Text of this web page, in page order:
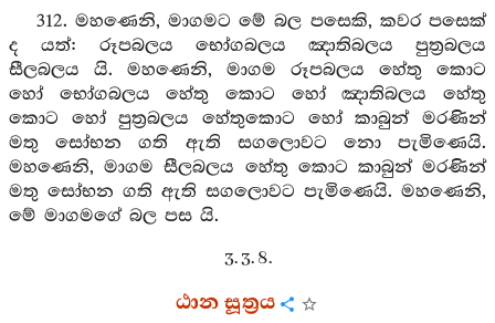
312. මහණෙනි, මාගමට මේ බල පසෙකි, කවර පසෙක්
ද යත්: රූපබලය භෝගබලය ඤාතිබලය පුත්‍රබලය
සීලබලය යි. මහණෙනි, මාගම රූපබලය හේතු කොට
හෝ භෝගබලය හේතු කොට හෝ ඤාතිබලය හේතු
කොට හෝ පුත්‍රබලය හේතුකොට හෝ කාබුන් මරණින්
මතු සෝභන ගති ඇති සගලොවට නො පැමිණෙයි.
මහණෙනි, මාගම සීලබලය හේතු කොට කාබුන් මරණින්
මතු සෝභන ගති ඇති සගලොවට පැමිණෙයි. මහණෙනි,
මේ මාගමගේ බල පස යි.
3. 3. 8.
ඨාන සූත්‍රය